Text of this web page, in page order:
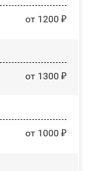
от 1200 ₽
от 1300 ₽
от 1000 ₽